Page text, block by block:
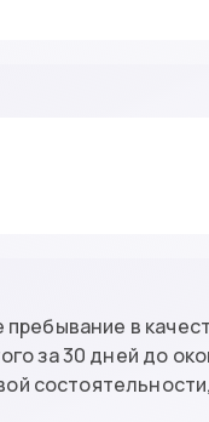
в
за 30 дней до